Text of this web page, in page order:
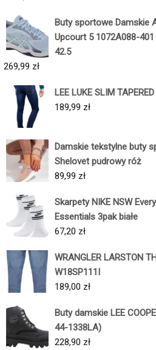
Buty sportowe Damskie
Upcourt 5 1072A088-
42.5
269,99 zł
LEE LUKE SLIM
189,99 zł
Damskie tekstylne buty
Shelovet pudrowy róż
89,99 zł
Skarpety NIKE NSW
Essentials 3pak białe
67,20 zł
WRANGLER LARSTON
W18SP111I
189,00 zł
Buty damskie LEE
44-1338LA)
228,90 zł